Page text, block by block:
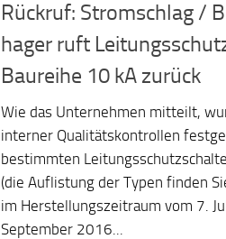
Rückruf: Stromschlag /
hager ruft
Baureihe 10 kA zurück
Wie das Unternehmen mitteilt,
interner Qualitätskontrollen
bestimmten
(die Auflistung der Typen finden
im Herstellungszeitraum vom 7.
September 2016...